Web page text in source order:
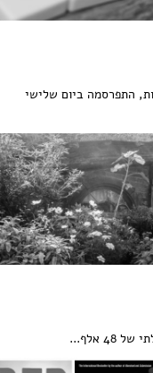
התפרסמה ביום שלישי
אלף...